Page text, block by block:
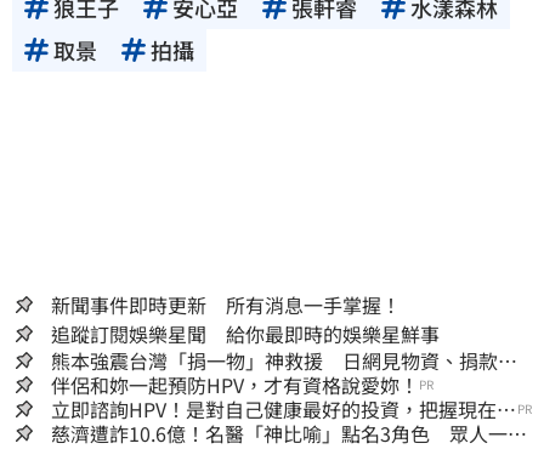
狼王子 安心亞 張軒睿
水漾森林
取景
拍攝
新聞事件即時更新 所有消息一手掌握！
追蹤訂閱娛樂星聞 給你最即時的娛樂星鮮事
熊本強震台灣「捐一物」神救援 日網見物資、捐款
喊：給台灣統治算了
伴侶和妳一起預防HPV，才有資格說愛妳！ PR
立即諮詢HPV！是對自己健康最好的投資，把握現在不
嫌晚！
PR
慈濟遭詐10.6億！名醫「神比喻」點名3角色 眾人一看